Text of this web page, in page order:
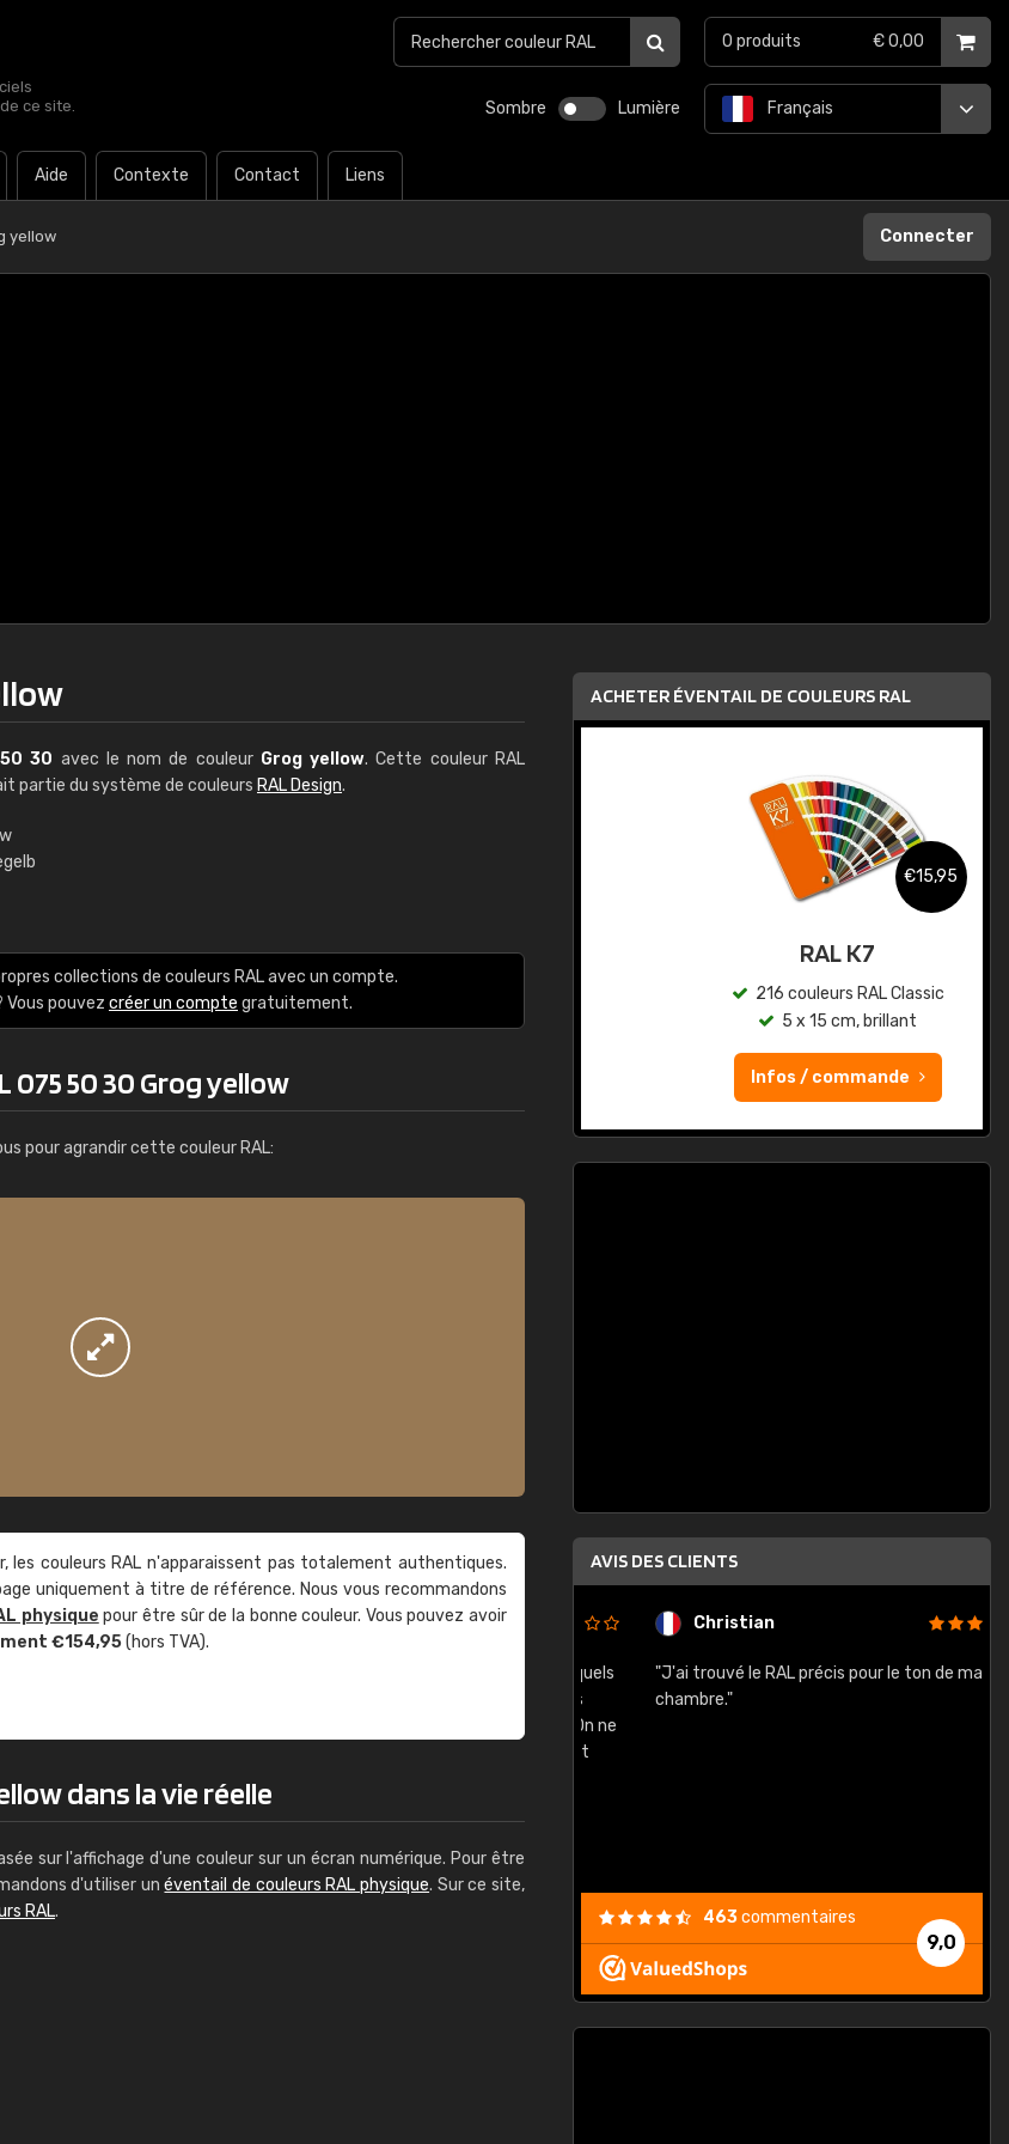
ce site.
Sombre Lumière
Aide Contexte Contact Liens
Français
0 produits € 0,00
yellow Connecter
30 avec le nom de couleur Grog yellow. Cette couleur RAL
partie du système de couleurs RAL Design.
collections de couleurs RAL avec un compte.
pouvez créer un compte gratuitement.
075 50 30 Grog yellow
pour agrandir cette couleur RAL:
les couleurs RAL n'apparaissent pas totalement authentiques.
uniquement à titre de référence. Nous vous recommandons
physique pour être sûr de la bonne couleur. Vous pouvez avoir
€154,95(hors TVA).
dans la vie réelle
sur l'affichage d'une couleur sur un écran numérique. Pour être
d'utiliser unéventail de couleurs RAL physique. Sur ce site,
RAL.
ACHETER ÉVENTAIL DE COULEURS RAL
RAL K7 à base d'eau
216 couleurs RAL Classic
€15,95
RAL K7
216 couleurs RAL Classic
5 x 15 cm, brillant
Infos / commande
AVIS DES CLIENTS
Guillaume Euvrard Christian
"J'ai trouvé le RAL précis pour le ton de ma
chambre."
9,0
463commentaires